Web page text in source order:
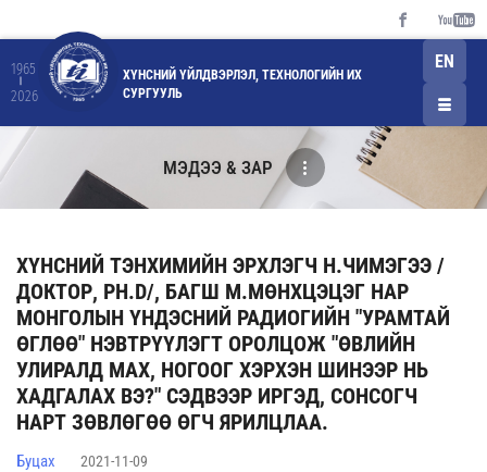
1965
2026
ХҮНСНИЙ ҮЙЛДВЭРЛЭЛ, ТЕХНОЛОГИЙН ИХ
СУРГУУЛЬ
EN
МЭДЭЭ & ЗАР
ХҮНСНИЙ ТЭНХИМИЙН ЭРХЛЭГЧ Н.ЧИМЭГЭЭ /
ДОКТОР, PH.D/, БАГШ М.МӨНХЦЭЦЭГ НАР
МОНГОЛЫН ҮНДЭСНИЙ РАДИОГИЙН "УРАМТАЙ
ӨГЛӨӨ" НЭВТРҮҮЛЭГТ ОРОЛЦОЖ "ӨВЛИЙН
УЛИРАЛД МАХ, НОГООГ ХЭРХЭН ШИНЭЭР НЬ
ХАДГАЛАХ ВЭ?" СЭДВЭЭР ИРГЭД, СОНСОГЧ
НАРТ ЗӨВЛӨГӨӨ ӨГЧ ЯРИЛЦЛАА.
Буцах 2021-11-09